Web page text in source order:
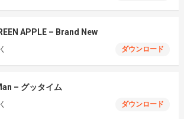
APPLE – Brand New
ダウンロード
– グッタイム
ダウンロード